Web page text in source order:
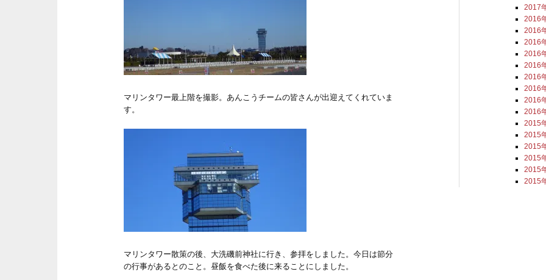
マリンタワー最上階を撮影。あんこうチームの皆さんが出迎えてくれていま
す。
マリンタワー散策の後、大洗磯前神社に行き、参拝をしました。今日は節分
の行事があるとのこと。昼飯を食べた後に来ることにしました。
2017
2016
2016
2016
2016
2016
2016
2016
2016
2016
2015
2015
2015
2015
2015
2015